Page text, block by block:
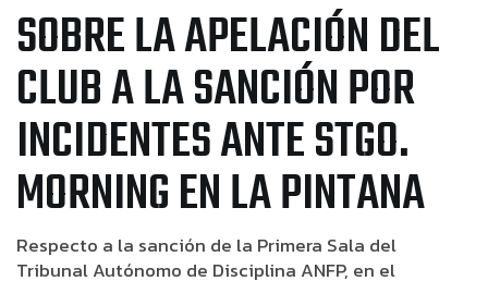
SOBRE LA APELACIÓN DEL
CLUB A LA SANCIÓN POR
INCIDENTES ANTE STGO.
MORNING EN LA PINTANA
Respecto a la sanción de la Primera Sala del
Tribunal Autónomo de Disciplina ANFP, en el